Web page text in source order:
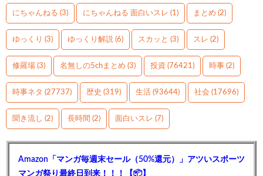
にちゃんねる (3) にちゃんねる 面白いスレ (1) まとめ (2)
ゆっくり (3) ゆっくり解説 (6) スカッと (3) スレ (2)
修羅場 (3) 名無しの5chまとめ (3) 投資 (76421) 時事 (2)
時事ネタ (27737) 歴史 (319) 生活 (93644) 社会 (17696)
聞き流し (2) 長時間 (2) 面白いスレ (7)
Amazon「マンガ毎週末セール（50%還元）」アツいスポーツ
マンガ祭り最終日到来！！！【📦】